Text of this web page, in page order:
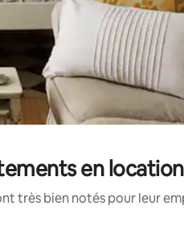
en
très bien notés pour leur